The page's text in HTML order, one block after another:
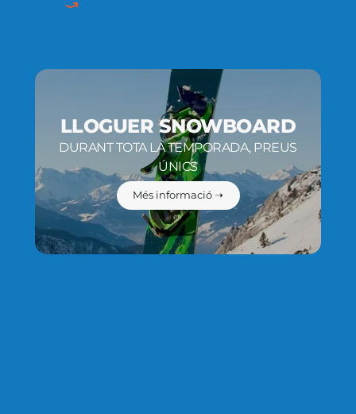
LLOGUER SNOWBOARD
DURANT TOTA LA TEMPORADA, PREUS
ÚNICS
Més informació ➝